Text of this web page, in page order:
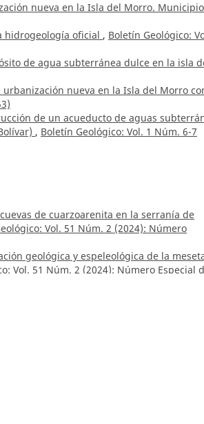
nueva en la Isla del Morro.
hidrogeología oficial , Boletín Geológico:
de agua subterránea dulce en la isla
nueva en la Isla del Morro
de un acueducto de aguas
, Boletín Geológico: Vol. 1 Núm. 6-7
de cuarzoarenita en la serranía de
Vol. 51 Núm. 2 (2024): Número
geológica y espeleológica de la
Vol. 51 Núm. 2 (2024): Número Especial